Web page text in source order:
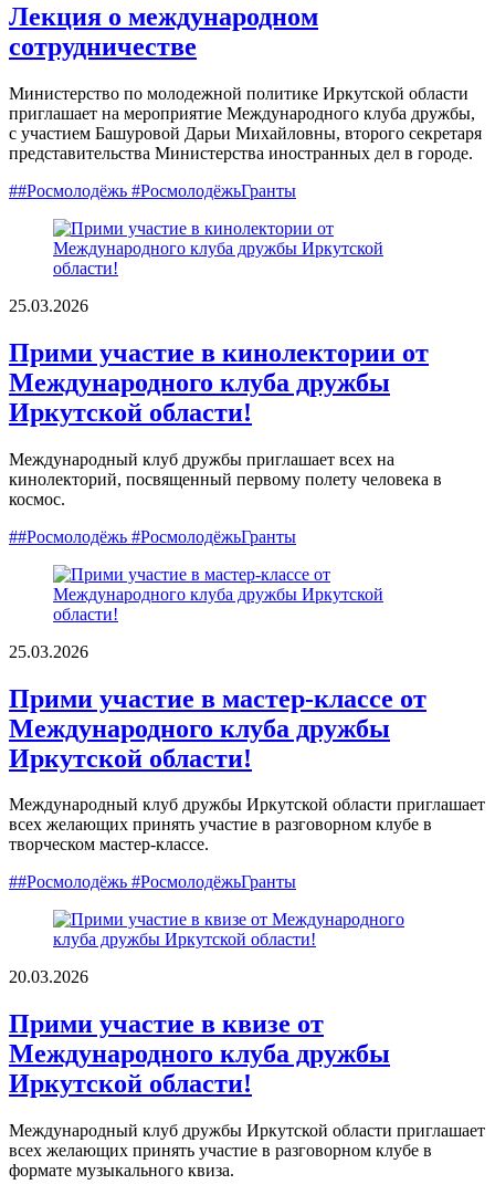
Лекция о международном
сотрудничестве
Министерство по молодежной политике Иркутской области
приглашает на мероприятие Международного клуба дружбы,
с участием Башуровой Дарьи Михайловны, второго секретаря
представительства Министерства иностранных дел в городе.
##Росмолодёжь #РосмолодёжьГранты
25.03.2026
Прими участие в кинолектории от
Международного клуба дружбы
Иркутской области!
Международный клуб дружбы приглашает всех на
кинолекторий, посвященный первому полету человека в
космос.
##Росмолодёжь #РосмолодёжьГранты
25.03.2026
Прими участие в мастер-классе от
Международного клуба дружбы
Иркутской области!
Международный клуб дружбы Иркутской области приглашает
всех желающих принять участие в разговорном клубе в
творческом мастер-классе.
##Росмолодёжь #РосмолодёжьГранты
20.03.2026
Прими участие в квизе от
Международного клуба дружбы
Иркутской области!
Международный клуб дружбы Иркутской области приглашает
всех желающих принять участие в разговорном клубе в
формате музыкального квиза.